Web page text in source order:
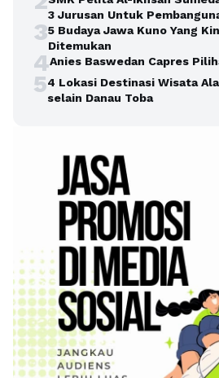
3 Jurusan Untuk
35 Budaya Jawa Kuno Yang
Ditemukan
4Anies Baswedan Capres
54 Lokasi Destinasi Wisata
selain Danau Toba